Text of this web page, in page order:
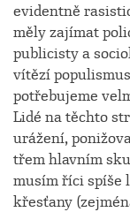
evidentně
měly zajímat
publicisty a
vítězí
potřebujeme
Lidé na těchto
urážení,
třem hlavním
musím říci spíše
křesťany